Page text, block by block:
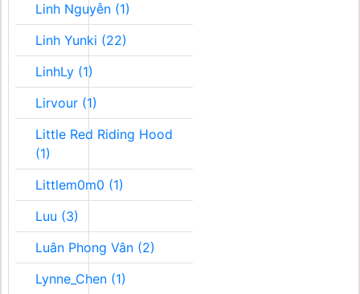
Linh Nguyễn (1)
Linh Yunki (22)
LinhLy (1)
Lirvour (1)
Little Red Riding Hood
(1)
Littlem0m0 (1)
Luu (3)
Luân Phong Vân (2)
Lynne_Chen (1)